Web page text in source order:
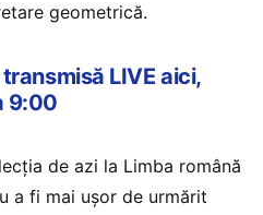
geometrică.
LIVE aici,
9:00
de azi la Limba română
a fi mai ușor de urmărit